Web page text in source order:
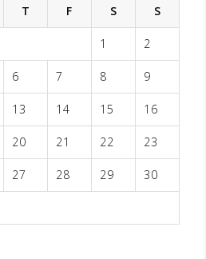
T F S S
1 2
6 7 8 9
13 14 15 16
20 21 22 23
27 28 29 30